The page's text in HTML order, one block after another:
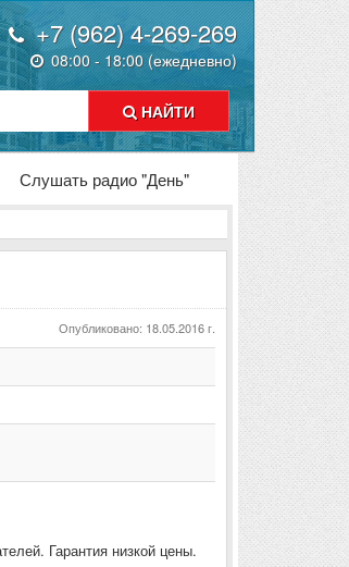
+7 (962) 4-269-269
08:00 - 18:00 (ежедневно)
НАЙТИ
Слушать радио "День"
Опубликовано: 18.05.2016 г.
Гарантия низкой цены.